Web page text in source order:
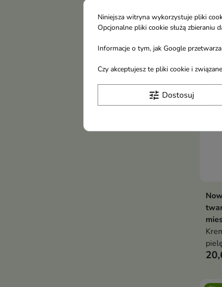
się
Niniejsza witryna wykorzystuje pliki
Opcjonalne pliki cookie służą
Informacje o tym, jak Google
Czy akceptujesz te pliki cookie i
tune Dostosuj